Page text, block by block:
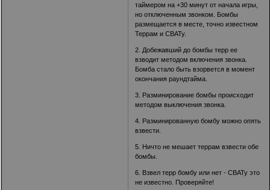
таймером на +30 минут от начала игры,
но отключенным звонком. Бомбы
размещается в месте, точно известном
Террам и СВАТу.
2. Добежавший до бомбы терр ее
взводит методом включения звонка.
Бомба стало быть взорвется в момент
окончания раундтайма.
3. Разминирование бомбы происходит
методом выключения звонка.
4. Разминированную бомбу можно опять
взвести.
5. Ничто не мешает террам взвести обе
бомбы.
6. Взвел терр бомбу или нет - СВАТу это
не известно. Проверяйте!